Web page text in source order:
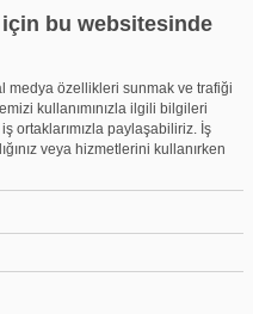
bu websitesinde
medya özellikleri sunmak ve trafiği
kullanımınızla ilgili bilgileri
ortaklarımızla paylaşabiliriz. İş
veya hizmetlerini kullanırken
bıraktı